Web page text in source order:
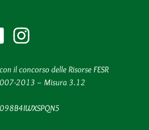
il concorso delle Risorse FESR
2013 – Misura 3.12